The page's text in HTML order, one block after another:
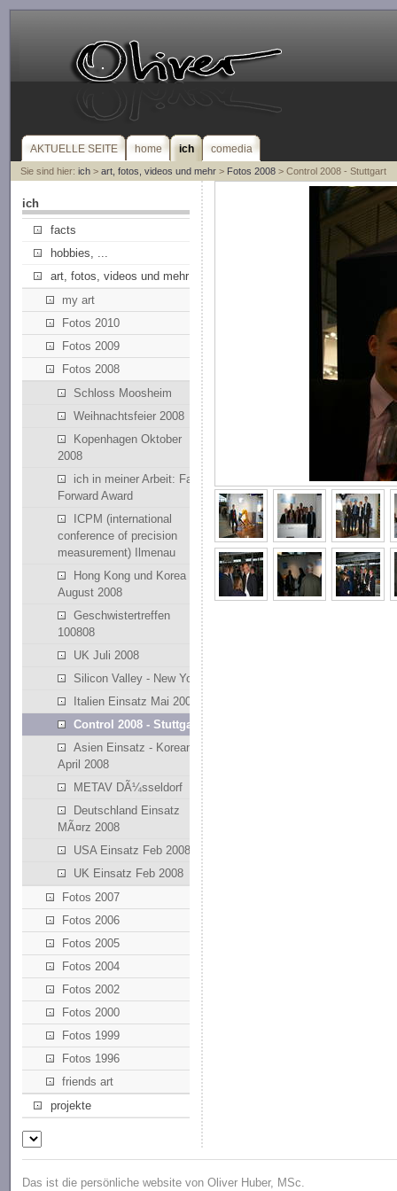
AKTUELLE SEITE home ich comedia
Sie sind hier: ich> art, fotos, videos und mehr> Fotos 2008> Control 2008 - Stuttgart
ich
facts
hobbies, ...
art, fotos, videos und mehr
my art
Fotos 2010
Fotos 2009
Fotos 2008
Schloss Moosheim
Weihnachtsfeier 2008
Kopenhagen Oktober
2008
ich in meiner Arbeit: Fast
Forward Award
ICPM (international
conference of precision
measurement) Ilmenau
Hong Kong und Korea
August 2008
Geschwistertreffen
100808
UK Juli 2008
Silicon Valley - New York
Italien Einsatz Mai 2008
Control 2008 - Stuttgart
Asien Einsatz - Korean
April 2008
METAV DÃ¼sseldorf
Deutschland Einsatz
MÃ¤rz 2008
USA Einsatz Feb 2008
UK Einsatz Feb 2008
Fotos 2007
Fotos 2006
Fotos 2005
Fotos 2004
Fotos 2002
Fotos 2000
Fotos 1999
Fotos 1996
friends art
projekte
Das ist die persönliche website von Oliver Huber, MSc.